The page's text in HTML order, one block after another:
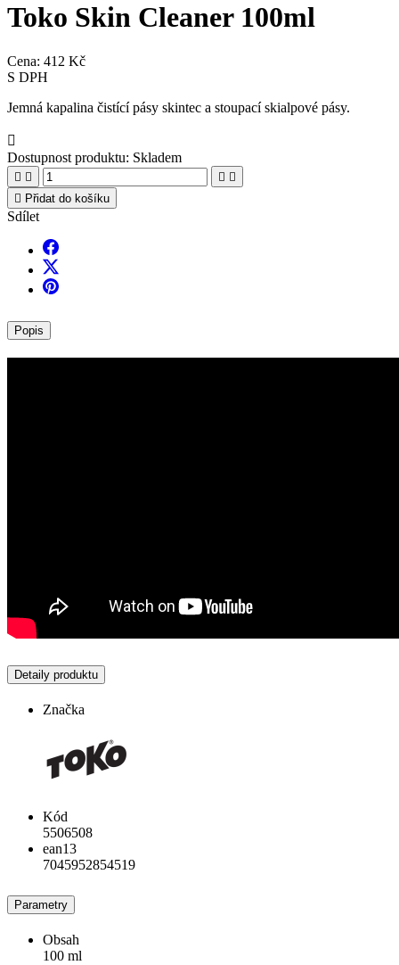
Toko Skin Cleaner 100ml
Cena: 412 Kč
S DPH
Jemná kapalina čistící pásy skintec a stoupací skialpové pásy.

Dostupnost produktu: Skladem
   
 Přidat do košíku
Sdílet
Popis
Detaily produktu
Značka
Kód
5506508
ean13
7045952854519
Parametry
Obsah
100 ml